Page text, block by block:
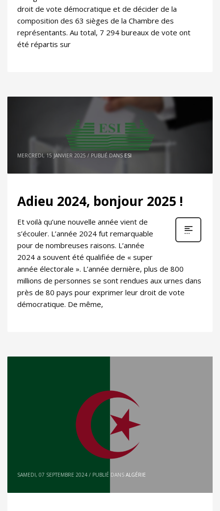
droit de vote démocratique et de décider de la
composition des 63 sièges de la Chambre des
représentants. Au total, 7 294 bureaux de vote ont
été répartis sur
MERCREDI, 15 JANVIER 2025 / PUBLIÉ DANS ESI
Adieu 2024, bonjour 2025 !
Et voilà qu’une nouvelle année vient de
s’écouler. L’année 2024 fut remarquable
pour de nombreuses raisons. L’année
2024 a souvent été qualifiée de « super
année électorale ». L’année dernière, plus de 800
millions de personnes se sont rendues aux urnes dans
près de 80 pays pour exprimer leur droit de vote
démocratique. De même,
SAMEDI, 07 SEPTEMBRE 2024 / PUBLIÉ DANS ALGÉRIE